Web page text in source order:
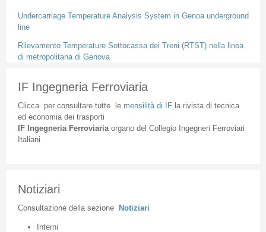
Undercarriage Temperature Analysis System in Genoa underground
line
Rilevamento Temperature Sottocassa dei Treni (RTST) nella linea
di metropolitana di Genova
IF Ingegneria Ferroviaria
Cliccaper consultare tuttele mensilità di IFla rivista di tecnica
ed economia dei trasporti
IF Ingegneria Ferroviaria organodel Collegio Ingegneri Ferroviari
Italiani
Notiziari
Consultazione della sezione Notiziari
Interni